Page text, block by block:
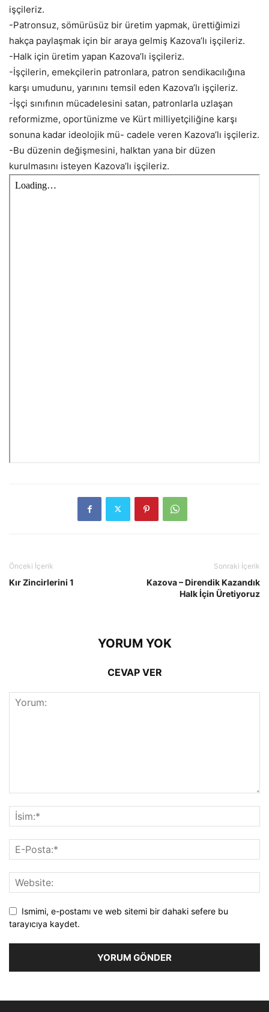
işçileriz.
-Patronsuz, sömürüsüz bir üretim yapmak, ürettiğimizi
hakça paylaşmak için bir araya gelmiş Kazova’lı işçileriz.
-Halk için üretim yapan Kazova’lı işçileriz.
-İşçilerin, emekçilerin patronlara, patron sendikacılığına
karşı umudunu, yarınını temsil eden Kazova’lı işçileriz.
-İşçi sınıfının mücadelesini satan, patronlarla uzlaşan
reformizme, oportünizme ve Kürt milliyetçiliğine karşı
sonuna kadar ideolojik mü- cadele veren Kazova’lı işçileriz.
-Bu düzenin değişmesini, halktan yana bir düzen
kurulmasını isteyen Kazova’lı işçileriz.
Önceki İçerik
Kır Zincirlerini 1
Sonraki İçerik
Kazova – Direndik Kazandık
Halk İçin Üretiyoruz
YORUM YOK
CEVAP VER
Ismimi, e-postamı ve web sitemi bir dahaki sefere bu
tarayıcıya kaydet.